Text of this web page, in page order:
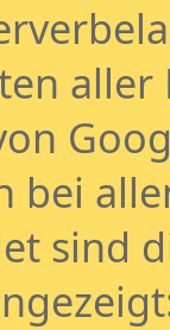
aller
bei
sind